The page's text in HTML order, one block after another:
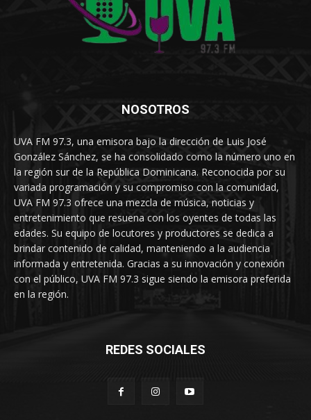
NOSOTROS
UVA FM 97.3, una emisora bajo la dirección de Luis José
González Sánchez, se ha consolidado como la número uno en
la región sur de la República Dominicana. Reconocida por su
variada programación y su compromiso con la comunidad,
UVA FM 97.3 ofrece una mezcla de música, noticias y
entretenimiento que resuena con los oyentes de todas las
edades. Su equipo de locutores y productores se dedica a
brindar contenido de calidad, manteniendo a la audiencia
informada y entretenida. Gracias a su innovación y conexión
con el público, UVA FM 97.3 sigue siendo la emisora preferida
en la región.
REDES SOCIALES